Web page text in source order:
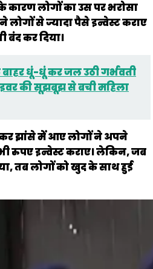
कारण लोगों का उस पर भरोसा
से ज्यादा पैसे इन्वेस्ट कराए
कर दिया।
धूं-धूं कर जल उठी गर्भवती
की सूझबूझ से बची महिला
झांसे में आए लोगों ने अपने
रुपए इन्वेस्ट कराए। लेकिन, जब
तब लोगों को खुद के साथ हुई